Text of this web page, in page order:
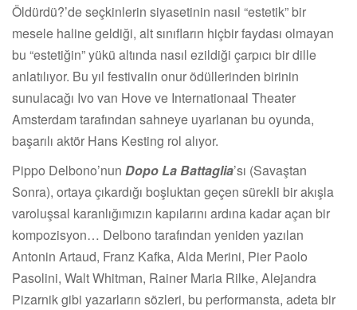
Öldürdü?’de seçkinlerin siyasetinin nasıl “estetik” bir
mesele haline geldiği, alt sınıfların hiçbir faydası olmayan
bu “estetiğin” yükü altında nasıl ezildiği çarpıcı bir dille
anlatılıyor. Bu yıl festivalin onur ödüllerinden birinin
sunulacağı Ivo van Hove ve Internationaal Theater
Amsterdam tarafından sahneye uyarlanan bu oyunda,
başarılı aktör Hans Kesting rol alıyor.
Pippo Delbono’nun Dopo La Battaglia’sı (Savaştan
Sonra), ortaya çıkardığı boşluktan geçen sürekli bir akışla
varoluşsal karanlığımızın kapılarını ardına kadar açan bir
kompozisyon… Delbono tarafından yeniden yazılan
Antonin Artaud, Franz Kafka, Alda Merini, Pier Paolo
Pasolini, Walt Whitman, Rainer Maria Rilke, Alejandra
Pizarnik gibi yazarların sözleri, bu performansta, adeta bir